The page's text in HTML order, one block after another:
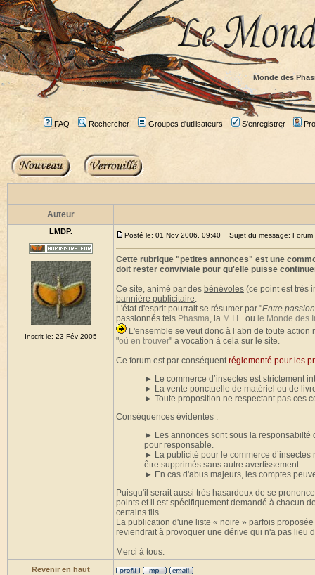
Monde des
FAQ Rechercher Groupes d'utilisateurs S'enregistrer
Auteur
LMDP.
Inscrit le: 23 Fév 2005
Posté le: 01 Nov 2006, 09:40 Sujet du message:
Cette rubrique "petites annonces" est une
doit rester conviviale pour qu'elle puisse
Ce site, animé par des bénévoles (ce point est très
bannière publicitaire.
L'état d'esprit pourrait se résumer par "Entre
passionnés tels Phasma, la M.I.L. ou le Monde des
L'ensemble se veut donc à l’abri de toute
"où en trouver" a vocation à cela sur le site.
Ce forum est par conséquentréglementé pour les
► Le commerce d’insectes est strictement
► La vente ponctuelle de matériel ou de
► Toute proposition ne respectant pas ces
Conséquences évidentes :
► Les annonces sont sous la responsabilté
pour responsable.
► La publicité pour le commerce d’insectes
être supprimés sans autre avertissement.
► En cas d'abus majeurs, les comptes
Puisqu'il serait aussi très hasardeux de se
points et il est spécifiquement demandé à chacun
certains fils.
La publication d'une liste « noire » parfois
reviendrait à provoquer une dérive qui n'a pas lieu
Merci à tous.
Revenir en haut